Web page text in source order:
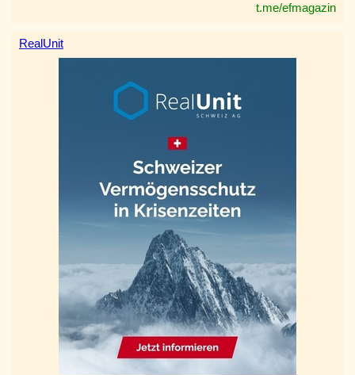
t.me/efmagazin
RealUnit